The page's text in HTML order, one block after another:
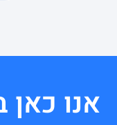
אנו